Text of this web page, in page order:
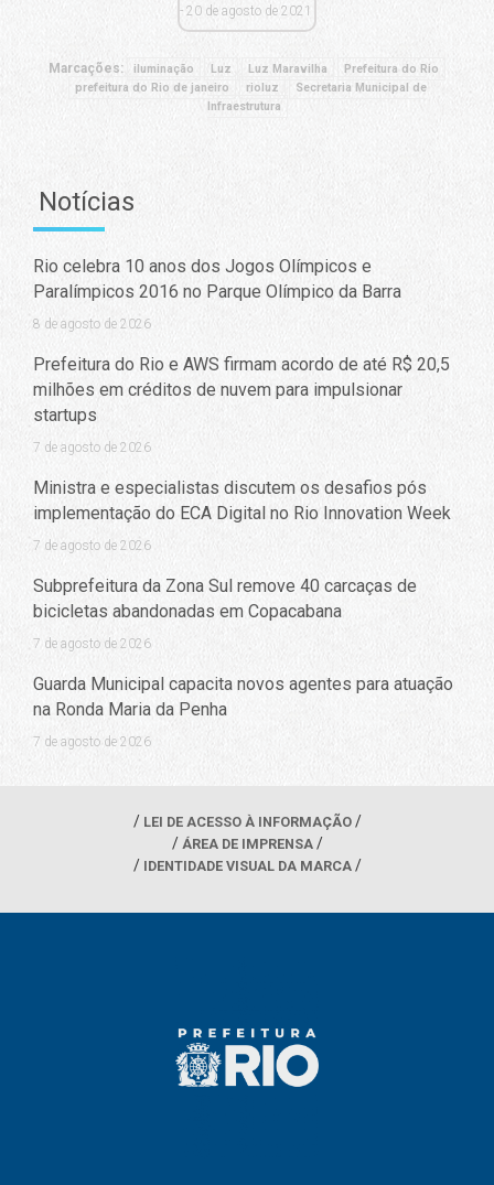
20 de agosto de 2021
Marcações: iluminação Luz Luz Maravilha
Prefeitura do Rio
prefeitura do Rio de janeiro
rioluz
Secretaria Municipal de
Infraestrutura
Notícias
Rio celebra 10 anos dos Jogos Olímpicos e
Paralímpicos 2016 no Parque Olímpico da Barra
8 de agosto de 2026
Prefeitura do Rio e AWS firmam acordo de até R$ 20,5
milhões em créditos de nuvem para impulsionar
startups
7 de agosto de 2026
Ministra e especialistas discutem os desafios pós
implementação do ECA Digital no Rio Innovation Week
7 de agosto de 2026
Subprefeitura da Zona Sul remove 40 carcaças de
bicicletas abandonadas em Copacabana
7 de agosto de 2026
Guarda Municipal capacita novos agentes para atuação
na Ronda Maria da Penha
7 de agosto de 2026
LEI DE ACESSO À INFORMAÇÃO
ÁREA DE IMPRENSA
IDENTIDADE VISUAL DA MARCA